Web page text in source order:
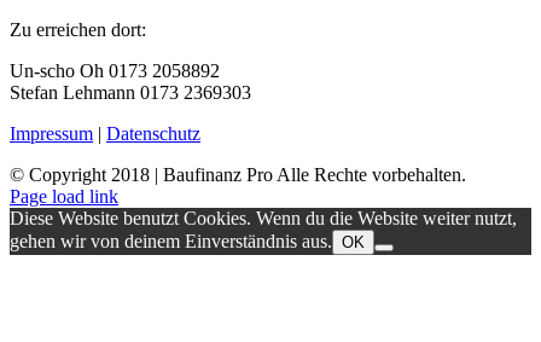
Zu erreichen dort:
Un-scho Oh 0173 2058892
Stefan Lehmann 0173 2369303
Impressum | Datenschutz
© Copyright 2018 | Baufinanz Pro Alle Rechte vorbehalten.
Page load link
Diese Website benutzt Cookies. Wenn du die Website weiter nutzt,
gehen wir von deinem Einverständnis aus. OK